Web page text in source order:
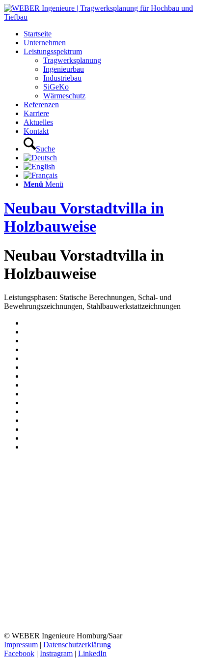
Startseite
Unternehmen
Leistungsspektrum
Tragwerksplanung
Ingenieurbau
Industriebau
SiGeKo
Wärmeschutz
Referenzen
Karriere
Aktuelles
Kontakt
Suche
Menü Menü
Neubau Vorstadtvilla in
Holzbauweise
Neubau Vorstadtvilla in
Holzbauweise
Leistungsphasen: Statische Berechnungen, Schal- und
Bewehrungszeichnungen, Stahlbauwerkstattzeichnungen
© WEBER Ingenieure Homburg/Saar
Impressum | Datenschutzerklärung
Facebook | Instragram | LinkedIn